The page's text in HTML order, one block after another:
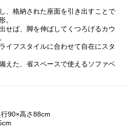
、格納された座面を引き出すことで
。
せば、脚を伸ばしてくつろげるカウ
イフスタイルに合わせて自在にスタ
えた、省スペースで使えるソファベ
90×高さ88cm